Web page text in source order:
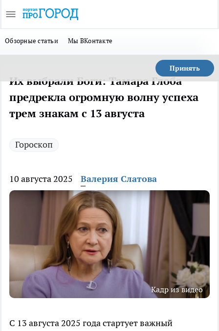
Обзорные статьи Мы ВКонтакте
Принять
Их выбрали Боги: Тамара Глоба
предрекла огромную волну успеха
трем знакам с 13 августа
Гороскоп
10 августа 2025 Валерия Слатова
Кадр из видео
С 13 августа 2025 года стартует важный